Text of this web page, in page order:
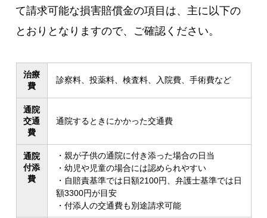
て請求可能な損害賠償金の項目は、主に以下の
とおりとなりますので、ご確認ください。
治療
費
診察料、投薬料、検査料、入院費、手術費など
通院
交通
費
通院するときにかかった交通費
通院
付添
費
・親が子供の通院に付き添った場合の日当
・幼児や児童の場合には認められやすい
・自賠責基準では日額2100円、弁護士基準では日
額3300円が目安
・付添人の交通費も別途請求可能